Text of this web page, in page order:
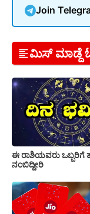
Join
ಮಿಸ್ ಮಾಡ್ದೆ
ಈ ರಾಶಿಯವರು ಒಬ್ಬರಿಗೆ
ನಂಬಿದ್ದೀರಿ